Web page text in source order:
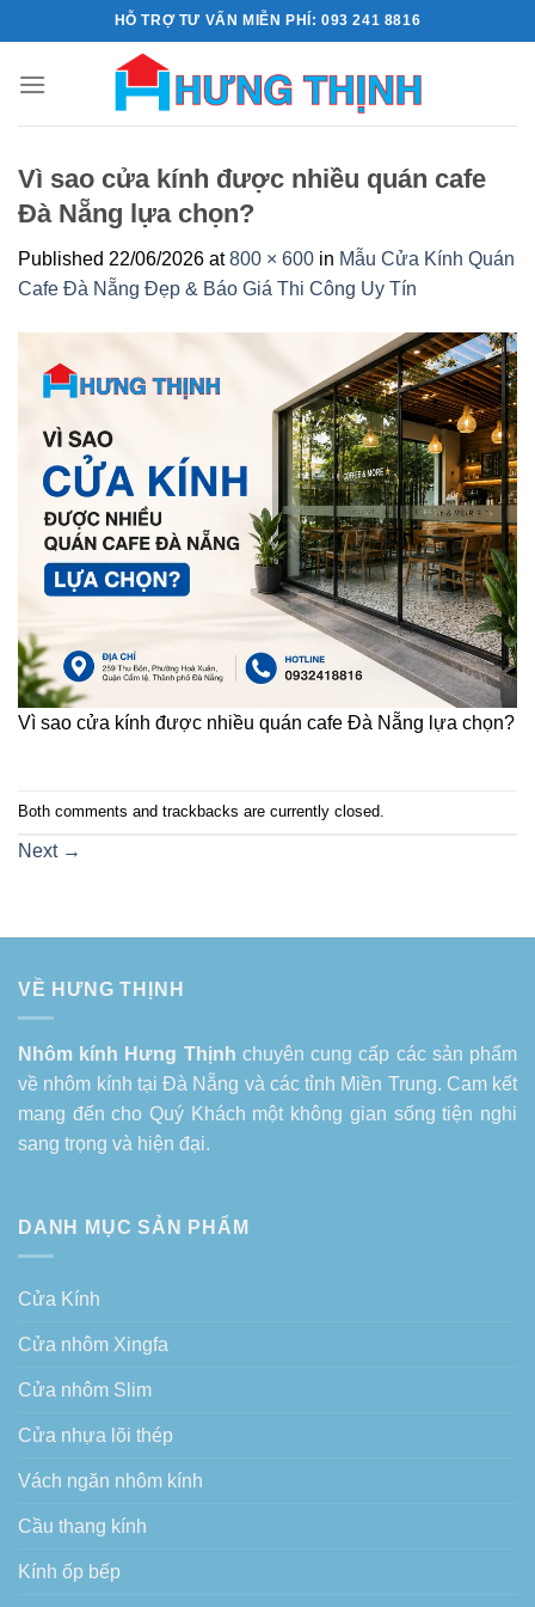
to
content
HỖ TRỢ TƯ VẤN MIỄN PHÍ: 093 241 8816
Vì sao cửa kính được nhiều quán cafe
Đà Nẵng lựa chọn?
Published 22/06/2026 at800 × 600 in Mẫu Cửa Kính Quán
Cafe Đà Nẵng Đẹp & Báo Giá Thi Công Uy Tín
Vì sao cửa kính được nhiều quán cafe Đà Nẵng lựa chọn?
Both comments and trackbacks are currently closed.
Next →
VỀ HƯNG THỊNH
Nhôm kính Hưng Thịnh chuyên cung cấp các sản phẩm
về nhôm kính tại Đà Nẵng và các tỉnh Miền Trung. Cam kết
mang đến cho Quý Khách một không gian sống tiện nghi
sang trọng và hiện đại.
DANH MỤC SẢN PHẨM
Cửa Kính
Cửa nhôm Xingfa
Cửa nhôm Slim
Cửa nhựa lõi thép
Vách ngăn nhôm kính
Cầu thang kính
Kính ốp bếp